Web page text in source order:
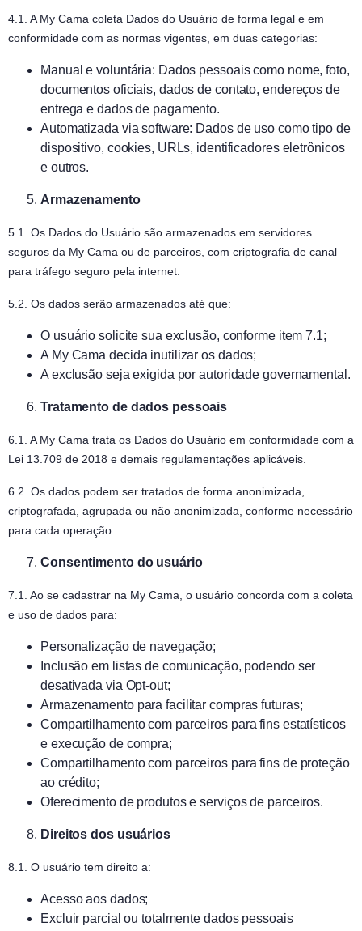
4.1. A My Cama coleta Dados do Usuário de forma legal e em
conformidade com as normas vigentes, em duas categorias:
Manual e voluntária: Dados pessoais como nome, foto,
documentos oficiais, dados de contato, endereços de
entrega e dados de pagamento.
Automatizada via software: Dados de uso como tipo de
dispositivo, cookies, URLs, identificadores eletrônicos
e outros.
Armazenamento
5.1. Os Dados do Usuário são armazenados em servidores
seguros da My Cama ou de parceiros, com criptografia de canal
para tráfego seguro pela internet.
5.2. Os dados serão armazenados até que:
O usuário solicite sua exclusão, conforme item 7.1;
A My Cama decida inutilizar os dados;
A exclusão seja exigida por autoridade governamental.
Tratamento de dados pessoais
6.1. A My Cama trata os Dados do Usuário em conformidade com a
Lei 13.709 de 2018 e demais regulamentações aplicáveis.
6.2. Os dados podem ser tratados de forma anonimizada,
criptografada, agrupada ou não anonimizada, conforme necessário
para cada operação.
Consentimento do usuário
7.1. Ao se cadastrar na My Cama, o usuário concorda com a coleta
e uso de dados para:
Personalização de navegação;
Inclusão em listas de comunicação, podendo ser
desativada via Opt-out;
Armazenamento para facilitar compras futuras;
Compartilhamento com parceiros para fins estatísticos
e execução de compra;
Compartilhamento com parceiros para fins de proteção
ao crédito;
Oferecimento de produtos e serviços de parceiros.
Direitos dos usuários
8.1. O usuário tem direito a:
Acesso aos dados;
Excluir parcial ou totalmente dados pessoais